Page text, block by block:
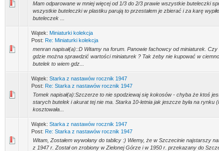
Mam odparowane w mniej więcej od 1/3 do 2/3 prawie wszystkie buteleczki
wszystkie buteleczki w plastiku parują to przestałem je zbierać i za karę
buteleczek ...
Wątek: Miniaturki kolekcja
Post: Re: Miniaturki kolekcja
menran napisał(a)::D Witamy na forum. Panowie fachowcy od miniaturek.
gdzie można sprawdzić wartości miniaturek ? Tak żeby nie kupować w
butelek to wiem gdz...
Wątek: Starka z nastawów rocznik 1947
Post: Re: Starka z nastawów rocznik 1947
Tomek napisał(a):Szczerze to nie spodziewaj się kokosów - chyba że ktoś
starych butelek i akurat tej nie ma. Starka 10-letnia jak jeszcze była na rynku
kosztowała...
Wątek: Starka z nastawów rocznik 1947
Post: Re: Starka z nastawów rocznik 1947
Witam, Zostałem wywołany do tablicy :) Wiemy, że w Szczecinie najstarszy
z 1947 r. Został on zrobiony w Zielonej Górze i w 1950 r. przekazany do